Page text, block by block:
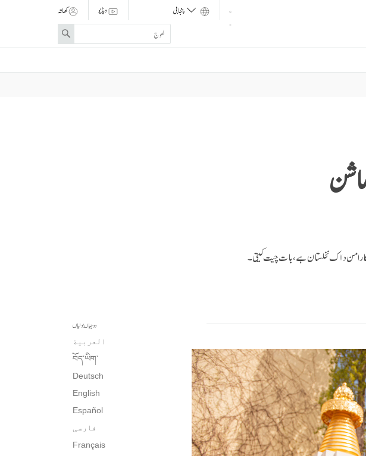
ویڈیو
کھاتہ
Enter
search
term
Search
امن دا اک نخلستان ہے، بات چیت کیتی۔
دوجیاں بولیاں
العربية
བོད་ཡིག་
Deutsch
English
Español
فارسی
Français